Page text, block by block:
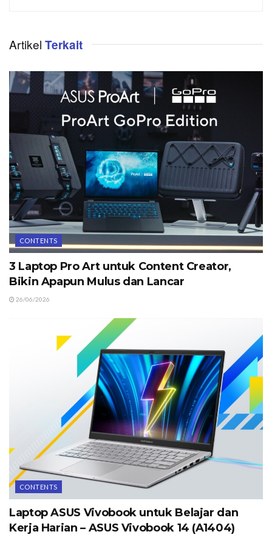
Artikel Terkait
CONTENTS
3 Laptop Pro Art untuk Content Creator,
Bikin Apapun Mulus dan Lancar
26/06/2026
CONTENTS
Laptop ASUS Vivobook untuk Belajar dan
Kerja Harian – ASUS Vivobook 14 (A1404)